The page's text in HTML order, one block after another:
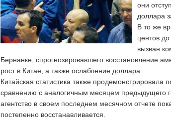
они
доллара
В то же
центов
вызван
Бернанке, спрогнозировавшего восстановление
рост в Китае, а также ослабление доллара.
Китайская статистика также
сравнению с аналогичным месяцем предыдущего
агентство в своем последнем месячном отчете
постепенно восстанавливается.